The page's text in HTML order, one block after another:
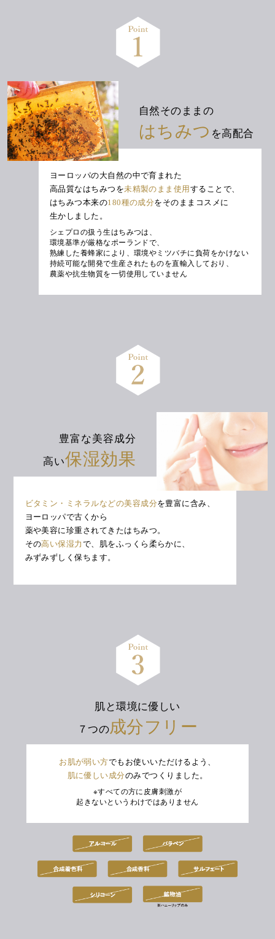
自然そのままの
はちみつ を高配合
ヨーロッパの大自然の中で育まれた
高品質なはちみつを未精製のまま使用 することで、
はちみつ本来の180種の成分をそのままコスメに
生かしました。
シェプロの扱う生はちみつは、
環境基準が厳格なポーランドで、
熟練した養蜂家により、環境やミツバチに負荷をかけない
持続可能な開発で生産されたものを直輸入しており、
農薬や抗生物質を一切使用していません
豊富な美容成分
高い保湿効果
ビタミン・ミネラルなどの美容成分を豊富に含み、
ヨーロッパで古くから
薬や美容に珍重されてきたはちみつ。
その高い保湿力 で、肌をふっくら柔らかに、
みずみずしく保ちます。
肌と環境に優しい
７つの成分フリー
お肌が弱い方でもお使いいただけるよう、
肌に優しい成分のみでつくりました。
※すべての方に皮膚刺激が
起きないというわけではありません